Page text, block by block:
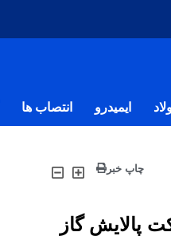
ایمیدرو انتصاب ها
چاپ خبر
پالایش گاز